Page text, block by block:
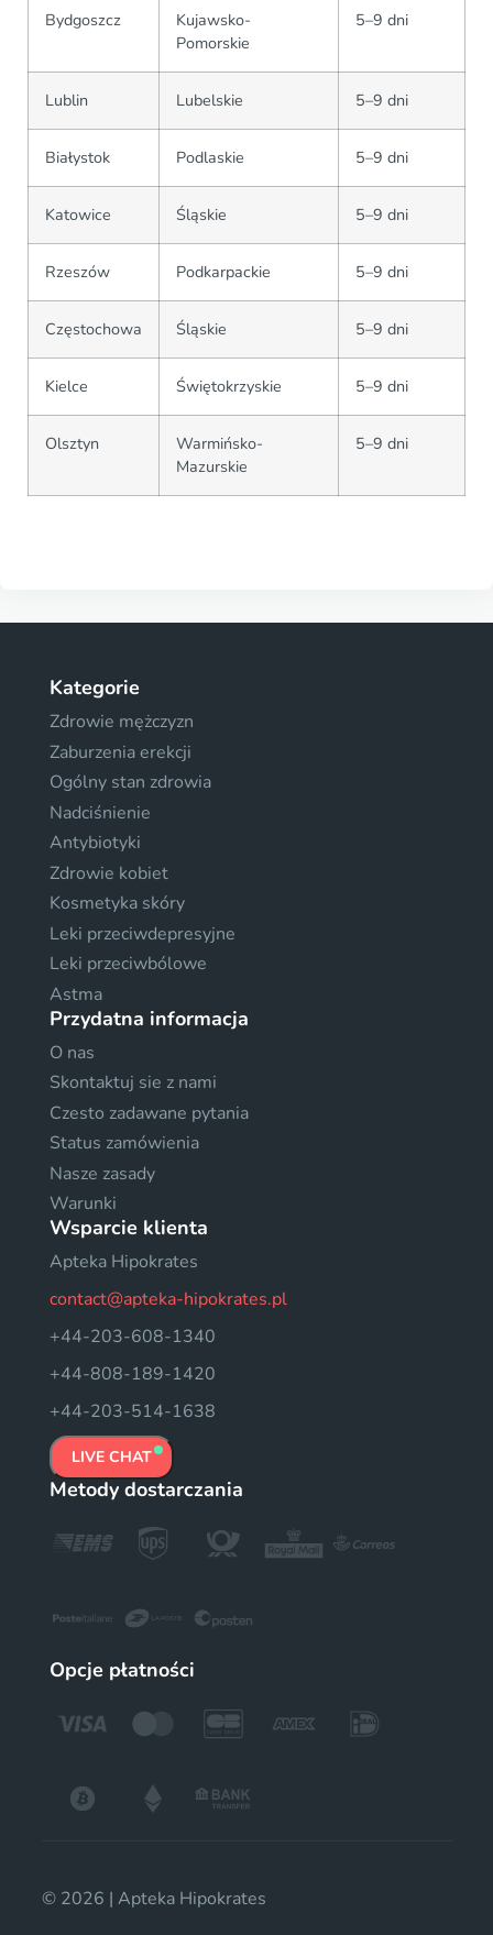
Bydgoszcz
Kujawsko-
Pomorskie
5–9 dni
Lublin Lubelskie 5–9 dni
Białystok Podlaskie 5–9 dni
Katowice Śląskie 5–9 dni
Rzeszów Podkarpackie 5–9 dni
Częstochowa Śląskie 5–9 dni
Kielce Świętokrzyskie 5–9 dni
Olsztyn
Warmińsko-
Mazurskie
5–9 dni
Kategorie
Zdrowie mężczyzn
Zaburzenia erekcji
Ogólny stan zdrowia
Nadciśnienie
Antybiotyki
Zdrowie kobiet
Kosmetyka skóry
Leki przeciwdepresyjne
Leki przeciwbólowe
Astma
Przydatna informacja
O nas
Skontaktuj sie z nami
Czesto zadawane pytania
Status zamówienia
Nasze zasady
Warunki
Wsparcie klienta
Apteka Hipokrates
contact@apteka-hipokrates.pl
+44-203-608-1340
+44-808-189-1420
+44-203-514-1638
LIVE CHAT
Metody dostarczania
Opcje płatności
© 2026 | Apteka Hipokrates